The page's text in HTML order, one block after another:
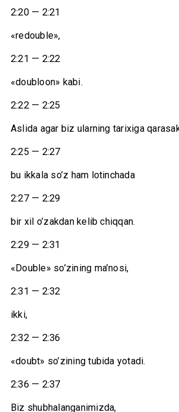
2:20 — 2:21
«redouble»,
2:21 — 2:22
«doubloon» kabi.
2:22 — 2:25
Aslida agar biz ularning tarixiga
2:25 — 2:27
bu ikkala so’z ham lotinchada
2:27 — 2:29
bir xil o’zakdan kelib chiqqan.
2:29 — 2:31
«Double» so’zining ma’nosi,
2:31 — 2:32
ikki,
2:32 — 2:36
«doubt» so’zining tubida yotadi.
2:36 — 2:37
Biz shubhalanganimizda,